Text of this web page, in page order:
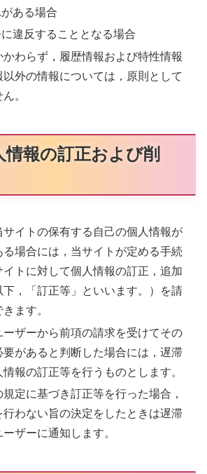
ある場合
違反することとなる場合
わらず，履歴情報および特性情報
外の情報については，原則として
。
情報の訂正および削
イトの保有する自己の個人情報が
場合には，当サイトが定める手続
イトに対して個人情報の訂正，追加
下，「訂正等」といいます。）を請
ます。
ーザーから前項の請求を受けてその
があると判断した場合には，遅滞
報の訂正等を行うものとします。
定に基づき訂正等を行った場合，
行わない旨の決定をしたときは遅滞
ザーに通知します。